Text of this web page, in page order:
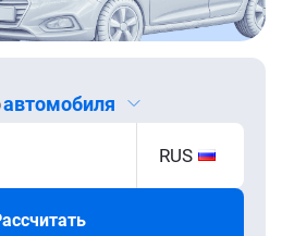
автомобиля
RUS